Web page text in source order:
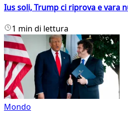
Ius soli, Trump ci riprova e vara
1 min di lettura
Mondo